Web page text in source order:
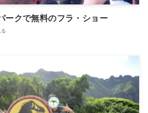
ークで無料のフラ・ショー